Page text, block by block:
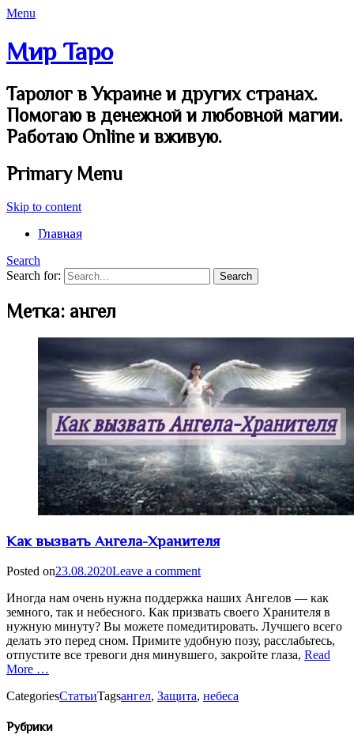
Menu
Мир Таро
Таролог в Украине и других странах.
Помогаю в денежной и любовной магии.
Работаю Online и вживую.
Primary Menu
Skip to content
Главная
Search
Search for:
Метка: ангел
Как вызвать Ангела-Хранителя
Posted on23.08.2020Leave a comment
Иногда нам очень нужна поддержка наших Ангелов — как
земного, так и небесного. Как призвать своего Хранителя в
нужную минуту? Вы можете помедитировать. Лучшего всего
делать это перед сном. Примите удобную позу, расслабьтесь,
отпустите все тревоги дня минувшего, закройте глаза, Read
More …
CategoriesСтатьиTagsангел, Защита, небеса
Рубрики